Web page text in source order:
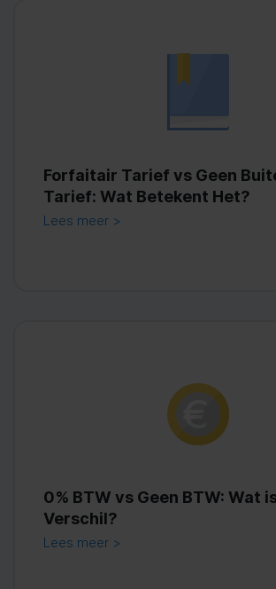
Forfaitair Tarief vs Geen
Tarief: Wat Betekent Het?
Lees meer >
0% BTW vs Geen BTW: Wat
Verschil?
Lees meer >